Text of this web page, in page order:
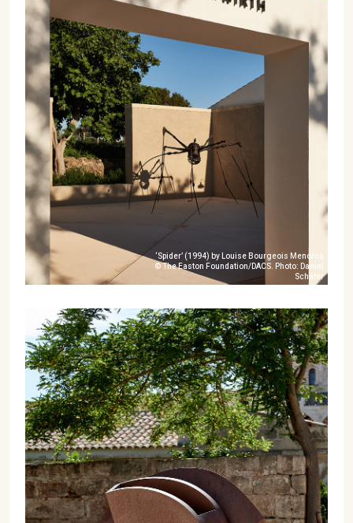
‘Spider’ (1994) by Louise Bourgeois Menorca
© The Easton Foundation/DACS. Photo: Daniel
Schäfer